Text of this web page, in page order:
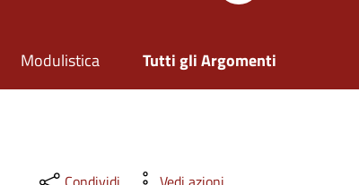
Modulistica Tutti gli Argomenti